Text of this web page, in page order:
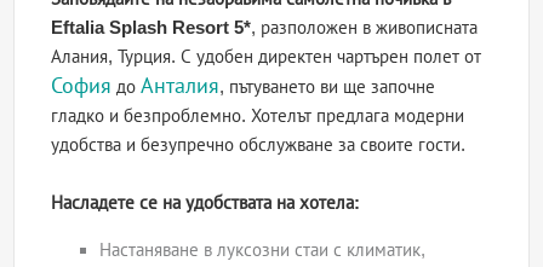
Eftalia Splash Resort 5*, разположен в живописната
Алания, Турция. С удобен директен чартърен полет от
София доАнталия, пътуването ви ще започне
гладко и безпроблемно. Хотелът предлага модерни
удобства и безупречно обслужване за своите гости.
Насладете се на удобствата на хотела:
Настаняване в луксозни стаи с климатик,